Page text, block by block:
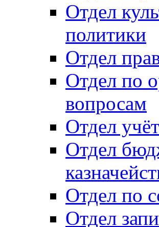
Отдел
политики
Отдел
Отдел по
вопросам
Отдел
Отдел
Отдел по
Отдел